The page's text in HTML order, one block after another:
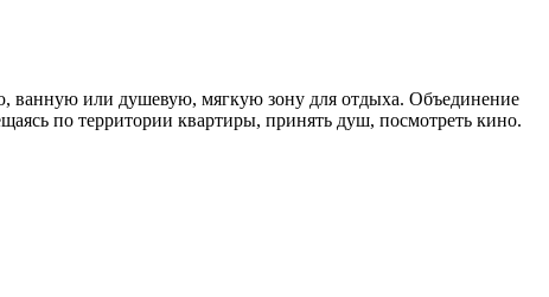
ванную или душевую, мягкую зону для отдыха. Объединение
по территории квартиры, принять душ, посмотреть кино.